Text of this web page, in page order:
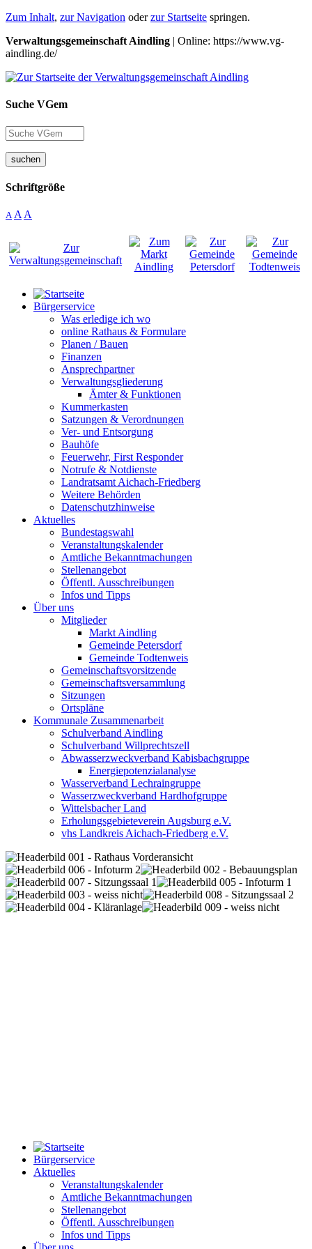
Zum Inhalt, zur Navigation oderzur Startseite springen.
Verwaltungsgemeinschaft Aindling | Online: https://www.vg-
aindling.de/
Suche VGem
suchen
Schriftgröße
A A A
Bürgerservice
Was erledige ich wo
online Rathaus & Formulare
Planen / Bauen
Finanzen
Ansprechpartner
Verwaltungsgliederung
Ämter & Funktionen
Kummerkasten
Satzungen & Verordnungen
Ver- und Entsorgung
Bauhöfe
Feuerwehr, First Responder
Notrufe & Notdienste
Landratsamt Aichach-Friedberg
Weitere Behörden
Datenschutzhinweise
Aktuelles
Bundestagswahl
Veranstaltungskalender
Amtliche Bekanntmachungen
Stellenangebot
Öffentl. Ausschreibungen
Infos und Tipps
Über uns
Mitglieder
Markt Aindling
Gemeinde Petersdorf
Gemeinde Todtenweis
Gemeinschaftsvorsitzende
Gemeinschaftsversammlung
Sitzungen
Ortspläne
Kommunale Zusammenarbeit
Schulverband Aindling
Schulverband Willprechtszell
Abwasserzweckverband Kabisbachgruppe
Energiepotenzialanalyse
Wasserverband Lechraingruppe
Wasserzweckverband Hardhofgruppe
Wittelsbacher Land
Erholungsgebieteverein Augsburg e.V.
vhs Landkreis Aichach-Friedberg e.V.
Bürgerservice
Aktuelles
Veranstaltungskalender
Amtliche Bekanntmachungen
Stellenangebot
Öffentl. Ausschreibungen
Infos und Tipps